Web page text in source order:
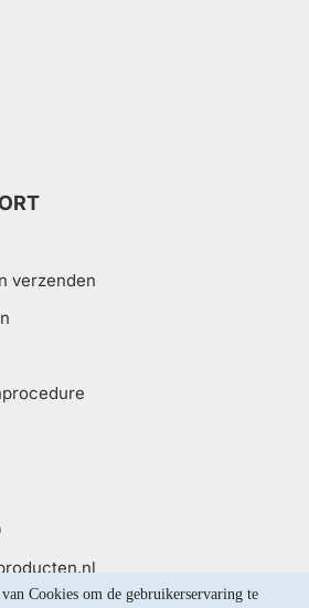
Cookies om de gebruikerservaring te
verzenden